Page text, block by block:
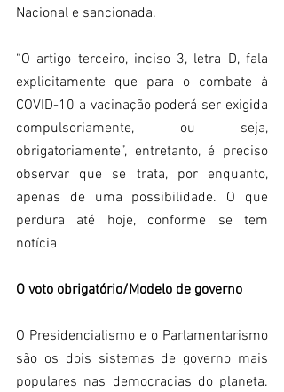
Nacional e sancionada.
“O artigo terceiro, inciso 3, letra D, fala
explicitamente que para o combate à
COVID-10 a vacinação poderá ser exigida
compulsoriamente, ou seja,
obrigatoriamente”, entretanto, é preciso
observar que se trata, por enquanto,
apenas de uma possibilidade. O que
perdura até hoje, conforme se tem
notícia
O voto obrigatório/Modelo de governo
O Presidencialismo e o Parlamentarismo
são os dois sistemas de governo mais
populares nas democracias do planeta.